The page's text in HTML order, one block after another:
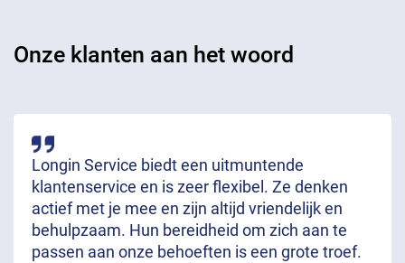
Onze klanten aan het woord
Longin Service biedt een uitmuntende
klantenservice en is zeer flexibel. Ze denken
actief met je mee en zijn altijd vriendelijk en
behulpzaam. Hun bereidheid om zich aan te
passen aan onze behoeften is een grote troef.